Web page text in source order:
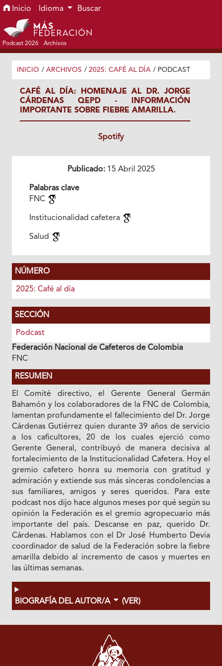
Ir al menú de navegación principal
Ir al contenido principal
Ir al pie de página del sitio
Inicio Idioma Buscar
Podcast 2026 Archivos
INICIO / ARCHIVOS / 2025: CAFÉ AL DÍA / PODCAST
CAFÉ AL DÍA: HOMENAJE AL DR. JORGE
CÁRDENAS QEPD - INFORMACIÓN
IMPORTANTE SOBRE FIEBRE AMARILLA.
Spotify
Publicado:15 Abril 2025
Palabras clave
FNC
Institucionalidad cafetera
Salud
NÚMERO
2025: Café al día
SECCIÓN
Podcast
Federación Nacional de Cafeteros de Colombia
FNC
RESUMEN
El Comité directivo, el Gerente General Germán
Bahamón y los colaboradores de la FNC de Colombia,
lamentan profundamente el fallecimiento del Dr. Jorge
Cárdenas Gutiérrez quien durante 39 años de servicio
a los caficultores, 20 de los cuales ejerció como
Gerente General, contribuyó de manera decisiva al
fortalecimiento de la Institucionalidad Cafetera. Hoy el
gremio cafetero honra su memoria con gratitud y
admiración y extiende sus más sinceras condolencias a
sus familiares, amigos y seres queridos. Para este
podcast nos dijo hace algunos meses por qué según su
opinión la Federación es el gremio agropecuario más
importante del país. Descanse en paz, querido Dr.
Cárdenas. Hablamos con el Dr José Humberto Devia
coordinador de salud de la Federación sobre la fiebre
amarilla debido al incremento de casos y muertes en
las últimas semanas.
BIOGRAFÍA DEL AUTOR/A (VER)